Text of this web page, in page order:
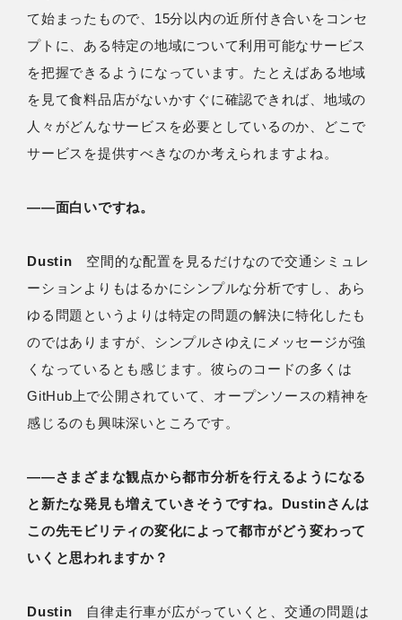
て始まったもので、15分以内の近所付き合いをコンセ
プトに、ある特定の地域について利用可能なサービス
を把握できるようになっています。たとえばある地域
を見て食料品店がないかすぐに確認できれば、地域の
人々がどんなサービスを必要としているのか、どこで
サービスを提供すべきなのか考えられますよね。
――面白いですね。
Dustin 空間的な配置を見るだけなので交通シミュレ
ーションよりもはるかにシンプルな分析ですし、あら
ゆる問題というよりは特定の問題の解決に特化したも
のではありますが、シンプルさゆえにメッセージが強
くなっているとも感じます。彼らのコードの多くは
GitHub上で公開されていて、オープンソースの精神を
感じるのも興味深いところです。
――さまざまな観点から都市分析を行えるようになる
と新たな発見も増えていきそうですね。Dustinさんは
この先モビリティの変化によって都市がどう変わって
いくと思われますか？
Dustin 自律走行車が広がっていくと、交通の問題は